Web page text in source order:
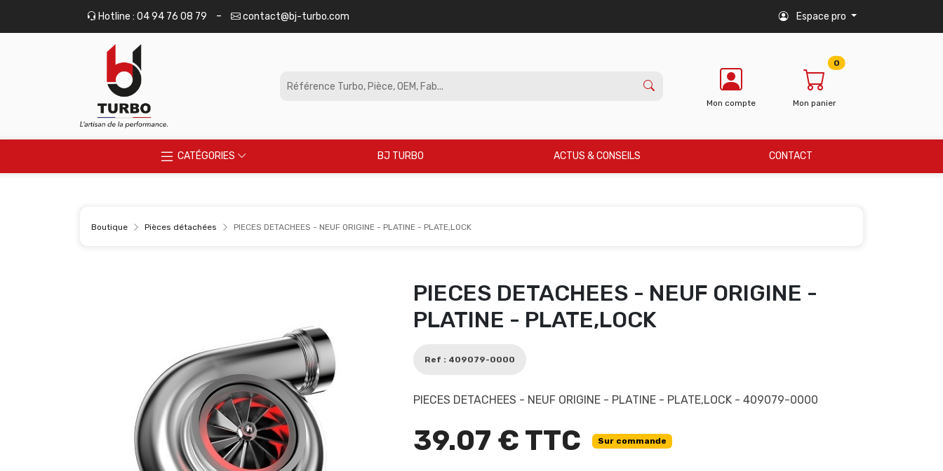
Hotline : 04 94 76 08 79 - contact@bj-turbo.com Espace pro
Mon compte Mon panier
0
CATÉGORIES BJ TURBO ACTUS & CONSEILS CONTACT
Boutique Pièces détachées PIECES DETACHEES - NEUF ORIGINE - PLATINE - PLATE,LOCK
PIECES DETACHEES - NEUF ORIGINE -
PLATINE - PLATE,LOCK
Ref : 409079-0000
PIECES DETACHEES - NEUF ORIGINE - PLATINE - PLATE,LOCK - 409079-0000
39.07 € TTC Sur commande
Panneau de gestion des cookies